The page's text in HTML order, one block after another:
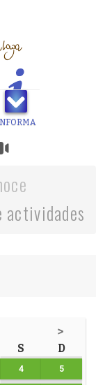
actividades
>
S D
4 5